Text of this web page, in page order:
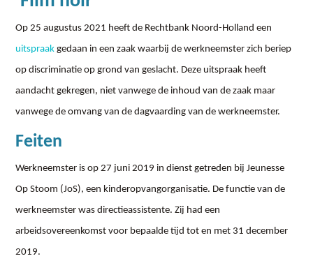
Op 25 augustus 2021 heeft de Rechtbank Noord-Holland een
uitspraak gedaan in een zaak waarbij de werkneemster zich beriep
op discriminatie op grond van geslacht. Deze uitspraak heeft
aandacht gekregen, niet vanwege de inhoud van de zaak maar
vanwege de omvang van de dagvaarding van de werkneemster.
Feiten
Werkneemster is op 27 juni 2019 in dienst getreden bij Jeunesse
Op Stoom (JoS), een kinderopvangorganisatie. De functie van de
werkneemster was directieassistente. Zij had een
arbeidsovereenkomst voor bepaalde tijd tot en met 31 december
2019.